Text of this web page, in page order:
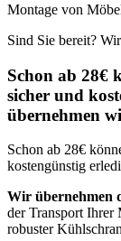
Montage von
Sind Sie bereit?
Schon ab 28€
sicher und
übernehmen
Schon ab 28€
kostengünstig
Wir übernehmen
der Transport Ihrer
robuster